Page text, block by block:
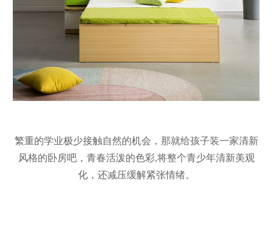
繁重的学业极少接触自然的机会，那就给孩子装一家清新
风格的卧房吧，青春活泼的色彩,将整个青少年清新美观
化，还减压缓解紧张情绪。